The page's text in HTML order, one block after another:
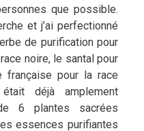
que possible.
et j’ai perfectionné
de purification pour
noire, le santal pour
française pour la race
déjà amplement
6 plantes sacrées
essences purifiantes